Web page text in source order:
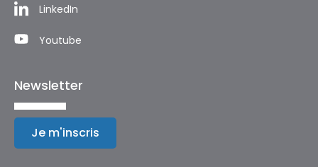
LinkedIn
Youtube
Newsletter
Je m'inscris